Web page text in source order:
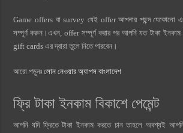
Game offers বা survey যেই offer আপনার পছন্দ যেকোনো
সম্পূর্ণ করুন।এখন, offer সম্পূর্ণ করার পর আপনি যত টাকা ইনকাম
gift cards এর দ্বারা তুলে নিতে পারবেন।
আরো পড়ুনঃলোন নেওয়ার অ্যাপস বাংলাদেশ
ফ্রি টাকা ইনকাম বিকাশে পেমেন্ট
আপনি যদি ফ্রিতে টাকা ইনকাম করতে চান তাহলে অবশ্যই